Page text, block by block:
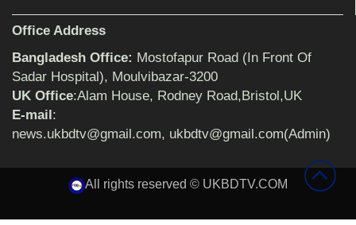
সেনাবাহিনীর পক্ষ থেকে ক্রীড়া সামগ্রী ও আর্থিক
৩২ বছরের শিক্ষকতা জীবন থেকে অবসরে প্রধান
শিক্ষক জহির আলী
Office Address
Bangladesh Office: Mostofapur Road (In Front Of
Sadar Hospital), Moulvibazar-3200
UK Office:Alam House, Rodney Road,Bristol,UK
E-mail :
news.ukbdtv@gmail.com, ukbdtv@gmail.com(Admin)
All rights reserved © UKBDTV.COM